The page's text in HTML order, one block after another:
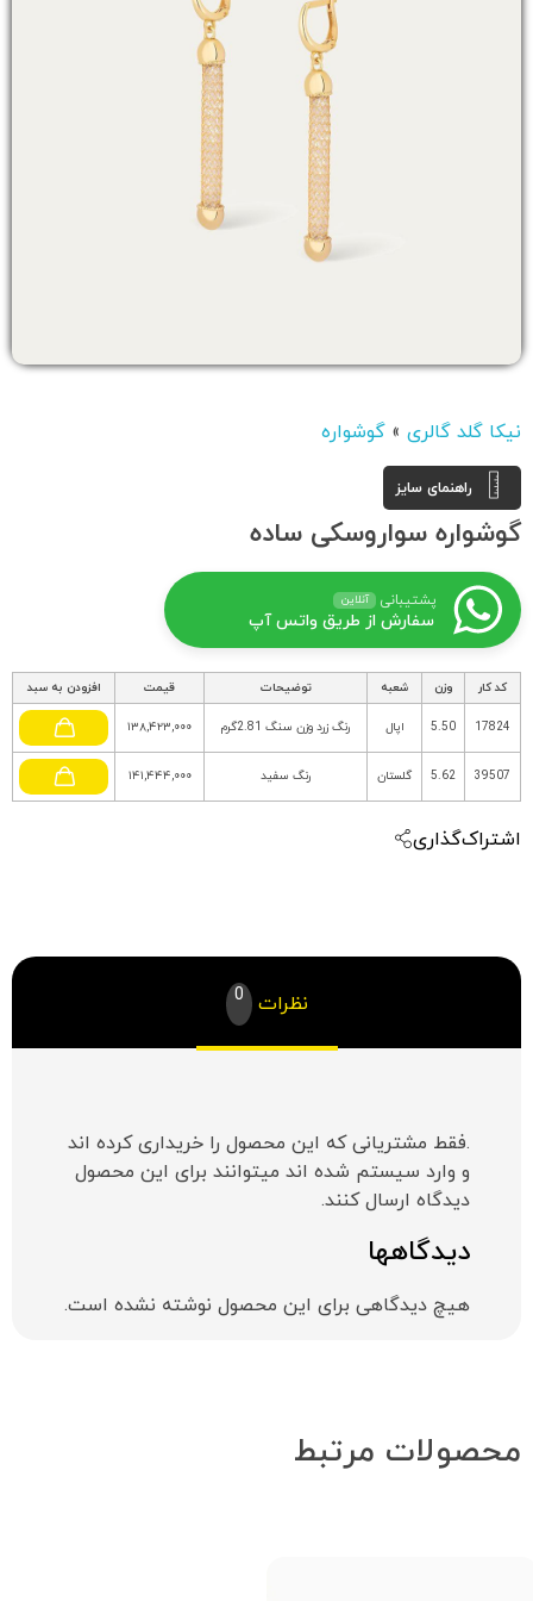
نیکا گلد گالری » گوشواره
گوشواره سواروسکی ساده
راهنمای سایز
پشتیبانی آنلاین
سفارش از طریق واتس آپ
کد کار وزن شعبه توضیحات قیمت افزودن به سبد
17824
5.50 اپال رنگ زرد وزن سنگ 2.81گرم ۱۳۸,۴۲۳,۰۰۰
39507
5.62 گلستان رنگ سفید ۱۴۱,۴۴۴,۰۰۰
اشتراک‌گذاری
نظرات 0
دیدگاهها
هیچ دیدگاهی برای این محصول نوشته نشده است.
.فقط مشتریانی که این محصول را خریداری کرده اند
و وارد سیستم شده اند میتوانند برای این محصول
دیدگاه ارسال کنند.
محصولات مرتبط